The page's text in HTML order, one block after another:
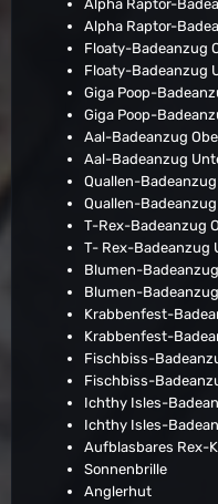
Alpha Raptor-
Alpha Raptor-
Floaty-Badeanzug
Floaty-Badeanzug
Giga Poop-
Giga Poop-
Aal-Badeanzug
Aal-Badeanzug
Quallen-
Quallen-
T-Rex-Badeanzug
T- Rex-Badeanzug
Blumen-
Blumen-
Krabbenfest-
Krabbenfest-
Fischbiss-
Fischbiss-
Ichthy Isles-
Ichthy Isles-
Aufblasbares Rex-
Sonnenbrille
Anglerhut